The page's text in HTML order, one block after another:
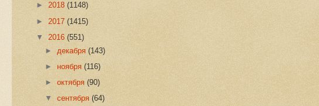
► 2018 (1148)
► 2017 (1415)
▼ 2016 (551)
► декабря(143)
►ноября(116)
►октября(90)
▼сентября(64)